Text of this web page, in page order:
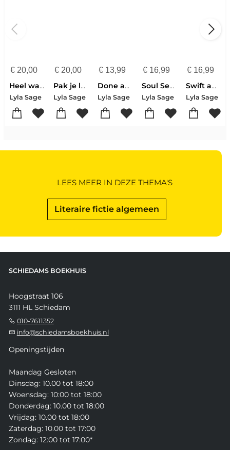
€20,00
Heel wat van plan
Lyla Sage
€20,00
Pak je lasso
Lyla Sage
€ 13,99
Done and Dusted
Lyla Sage
€ 16,99
Soul Searching
Lyla Sage
€ 16,99
Swift and Saddled
Lyla Sage
Literaire fictie algemeen
LEES MEER IN DEZE THEMA'S
SCHIEDAMS BOEKHUIS
Hoogstraat 106
3111 HL Schiedam
010-7611352
info@schiedamsboekhuis.nl
Openingstijden
Maandag Gesloten
Dinsdag: 10.00 tot 18:00
Woensdag: 10:00 tot 18:00
Donderdag: 10.00 tot 18:00
Vrijdag: 10.00 tot 18:00
Zaterdag: 10.00 tot 17:00
Zondag: 12:00 tot 17:00*